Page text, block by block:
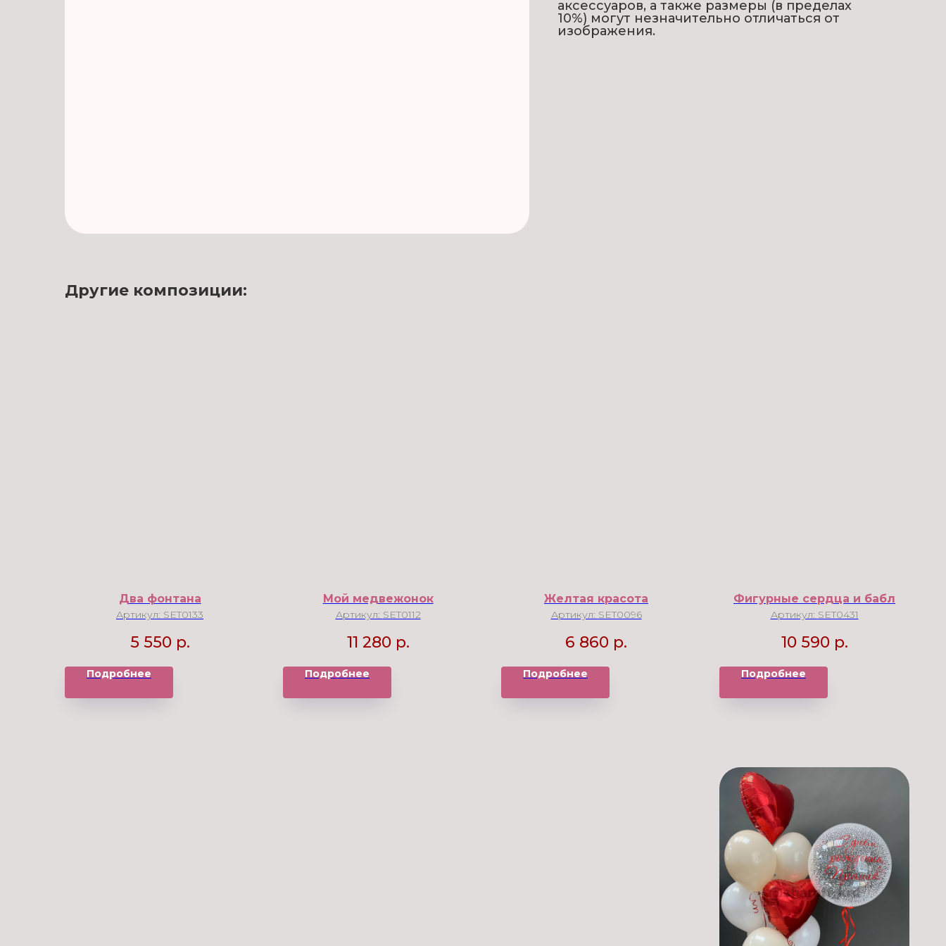
аксессуаров, а также размеры (в пределах
10%) могут незначительно отличаться от
изображения.
Другие композиции:
Два фонтана
Артикул: SET0133
5 550 р.
Подробнее
Мой медвежонок
Артикул: SET0112
11 280 р.
Подробнее
Желтая красота
Артикул: SET0096
6 860 р.
Подробнее
Фигурные сердца и бабл
Артикул: SET0431
10 590 р.
Подробнее